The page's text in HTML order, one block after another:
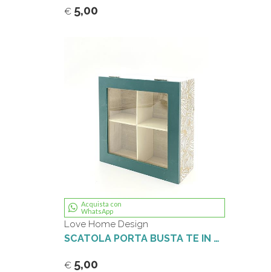
€ 5,00
Acquista con
WhatsApp
Love Home Design
SCATOLA PORTA BUSTA TE IN LEGNO LUX VERDE ORO
€ 5,00